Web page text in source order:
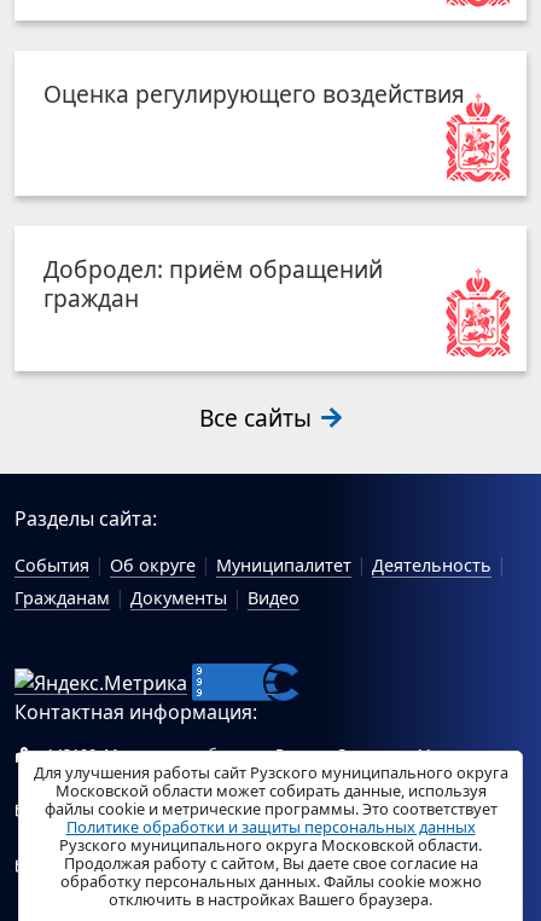
Оценка регулирующего воздействия
Добродел: приём обращений
граждан
Все сайты
Разделы сайта:
События Об округе Муниципалитет
Деятельность
Гражданам
Документы Видео
Контактная информация:
143100, Московская область, г.Руза, ул.Солнцева, 11
Схема проезда
Общий отдел Администрации Рузского муниципального
округа:ruza_region_ruza@mosreg.ru.
Отдел по работе с обращениями граждан Администрации
Рузского муниципального округа:ruza_og_argo@mosreg.ru
Для улучшения работы сайт Рузского муниципального округа
Московской области может собирать данные, используя
файлы cookie и метрические программы. Это соответствует
Политике обработки и защиты персональных данных
Рузского муниципального округа Московской области.
Продолжая работу с сайтом, Вы даете свое согласие на
обработку персональных данных. Файлы cookie можно
отключить в настройках Вашего браузера.